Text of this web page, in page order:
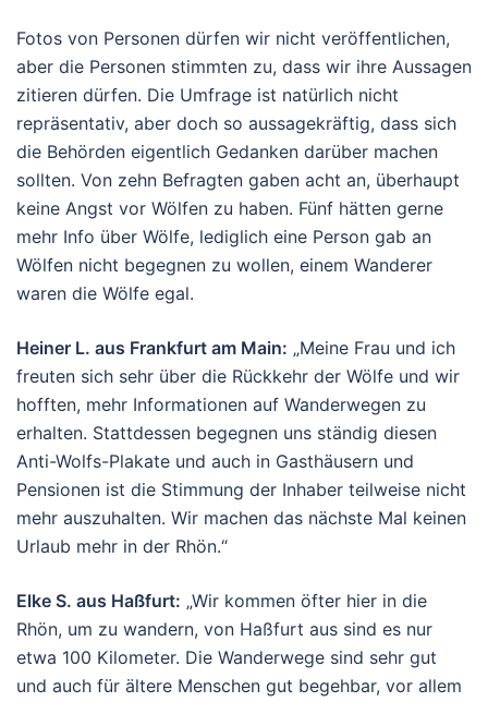
Fotos von Personen dürfen wir nicht veröffentlichen,
aber die Personen stimmten zu, dass wir ihre Aussagen
zitieren dürfen. Die Umfrage ist natürlich nicht
repräsentativ, aber doch so aussagekräftig, dass sich
die Behörden eigentlich Gedanken darüber machen
sollten. Von zehn Befragten gaben acht an, überhaupt
keine Angst vor Wölfen zu haben. Fünf hätten gerne
mehr Info über Wölfe, lediglich eine Person gab an
Wölfen nicht begegnen zu wollen, einem Wanderer
waren die Wölfe egal.
Heiner L. aus Frankfurt am Main: „Meine Frau und ich
freuten sich sehr über die Rückkehr der Wölfe und wir
hofften, mehr Informationen auf Wanderwegen zu
erhalten. Stattdessen begegnen uns ständig diesen
Anti-Wolfs-Plakate und auch in Gasthäusern und
Pensionen ist die Stimmung der Inhaber teilweise nicht
mehr auszuhalten. Wir machen das nächste Mal keinen
Urlaub mehr in der Rhön.“
Elke S. aus Haßfurt: „Wir kommen öfter hier in die
Rhön, um zu wandern, von Haßfurt aus sind es nur
etwa 100 Kilometer. Die Wanderwege sind sehr gut
und auch für ältere Menschen gut begehbar, vor allem